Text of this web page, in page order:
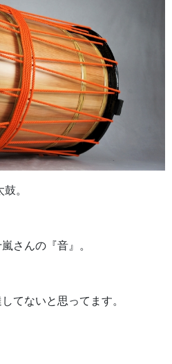
。
さんの『音』。
てないと思ってます。